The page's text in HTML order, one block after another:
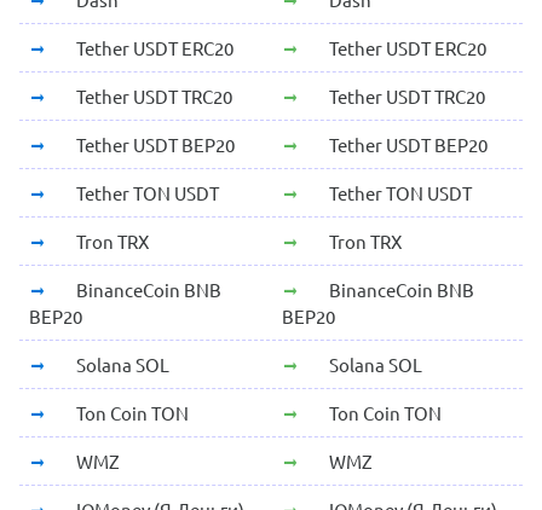
Tether USDT ERC20 Tether USDT ERC20
Tether USDT TRC20 Tether USDT TRC20
Tether USDT BEP20 Tether USDT BEP20
Tether TON USDT Tether TON USDT
Tron TRX Tron TRX
BinanceCoin BNB
BEP20
BinanceCoin BNB
BEP20
Solana SOL Solana SOL
Ton Coin TON Ton Coin TON
WMZ WMZ